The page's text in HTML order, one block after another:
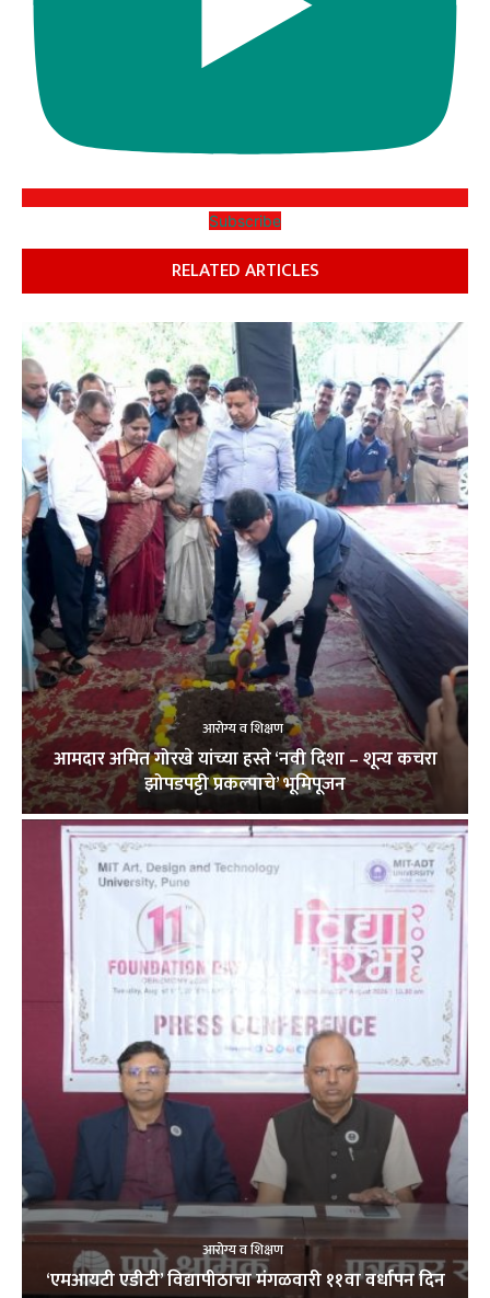
Subscribe
RELATED ARTICLES
आरोग्य व शिक्षण
आमदार अमित गोरखे यांच्या हस्ते ‘नवी दिशा – शून्य कचरा
झोपडपट्टी प्रकल्पाचे’ भूमिपूजन
आरोग्य व शिक्षण
‘एमआयटी एडीटी’ विद्यापीठाचा मंगळवारी ११वा वर्धापन दिन